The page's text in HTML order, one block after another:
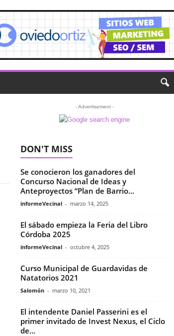
- Advertisement -
DON'T MISS
Se conocieron los ganadores del
Concurso Nacional de Ideas y
Anteproyectos “Plan de Barrio...
informeVecinal - marzo 14, 2025
El sábado empieza la Feria del Libro
Córdoba 2025
informeVecinal - octubre 4, 2025
Curso Municipal de Guardavidas de
Natatorios 2021
Salomón - marzo 10, 2021
El intendente Daniel Passerini es el
primer invitado de Invest Nexus, el Ciclo
de...